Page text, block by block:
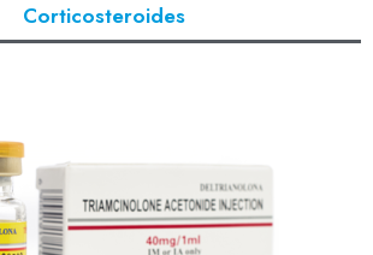
Corticosteroides